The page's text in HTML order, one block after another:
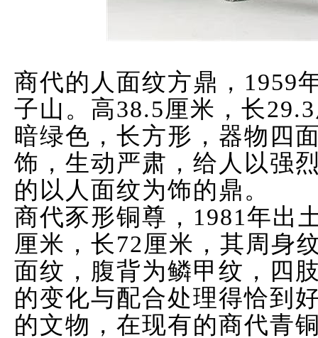
商代的人面纹方鼎，1959
子山。高38.5厘米，长
暗绿色，长方形，器物四
饰，生动严肃，给人以强
的以人面纹为饰的鼎。
商代豕形铜尊，1981年出
厘米，长72厘米，其周身
面纹，腹背为鳞甲纹，四
的变化与配合处理得恰到
的文物，在现有的商代青